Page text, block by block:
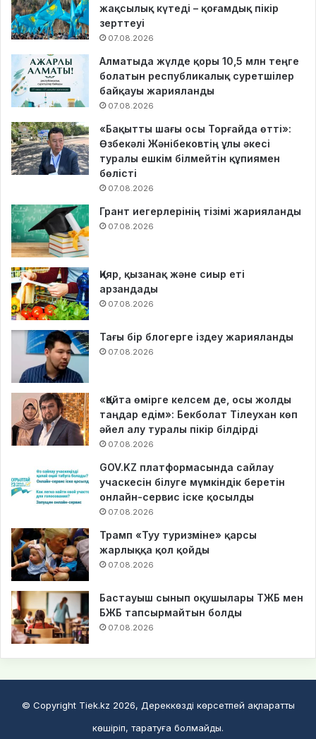
жақсылық күтеді – қоғамдық пікір
зерттеуі
07.08.2026
Алматыда жүлде қоры 10,5 млн теңге
болатын республикалық суретшілер
байқауы жарияланды
07.08.2026
«Бақытты шағы осы Торғайда өтті»:
Өзбекәлі Жәнібековтің ұлы әкесі
туралы ешкім білмейтін құпиямен
бөлісті
07.08.2026
Грант иегерлерінің тізімі жарияланды
07.08.2026
Қияр, қызанақ және сиыр еті
арзандады
07.08.2026
Тағы бір блогерге іздеу жарияланды
07.08.2026
«Қайта өмірге келсем де, осы жолды
таңдар едім»: Бекболат Тілеухан көп
әйел алу туралы пікір білдірді
07.08.2026
GOV.KZ платформасында сайлау
учаскесін білуге мүмкіндік беретін
онлайн-сервис іске қосылды
07.08.2026
Трамп «Туу туризміне» қарсы
жарлыққа қол қойды
07.08.2026
Бастауыш сынып оқушылары ТЖБ мен
БЖБ тапсырмайтын болды
07.08.2026
© Copyright Tiek.kz 2026, Дереккөзді көрсетпей ақпаратты
көшіріп, таратуға болмайды.